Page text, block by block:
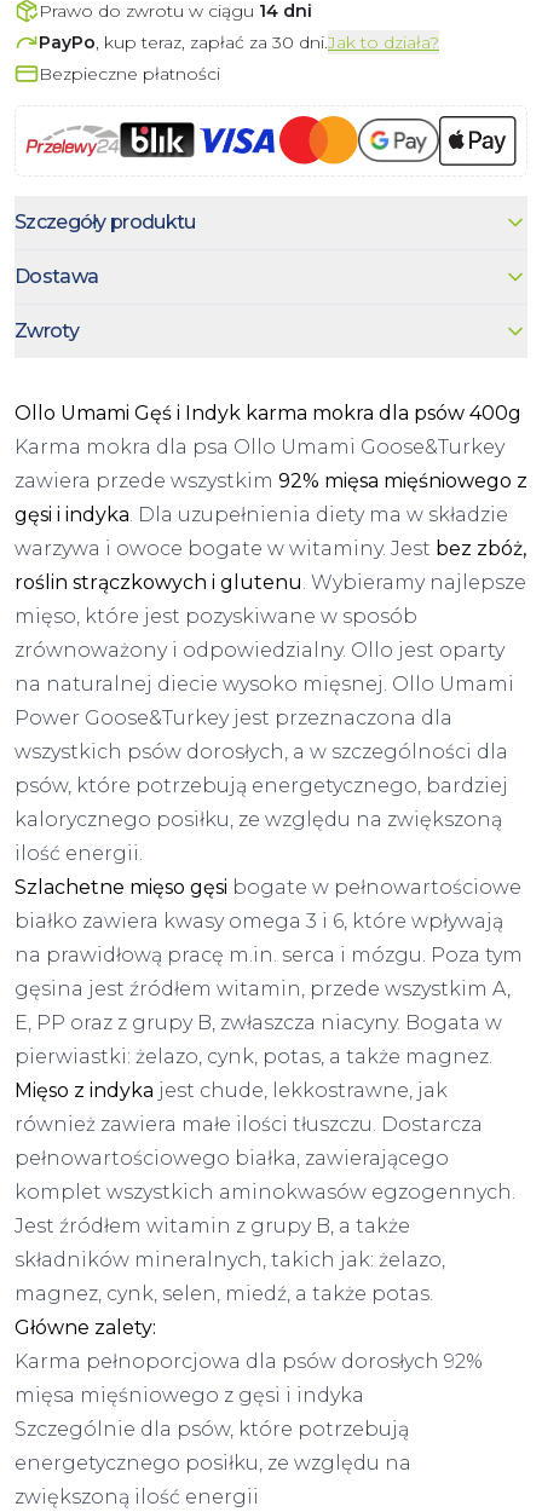
Prawo do zwrotu w ciągu 14 dni
PayPo, kup teraz, zapłać za 30 dni.Jak to działa?
Bezpieczne płatności
Szczegóły produktu
Dostawa
Zwroty
Ollo Umami Gęś i Indyk karma mokra dla psów 400g
Karma mokra dla psa Ollo Umami Goose&Turkey
zawiera przede wszystkim 92% mięsa mięśniowego z
gęsi i indyka . Dla uzupełnienia diety ma w składzie
warzywa i owoce bogate w witaminy. Jest bez zbóż,
roślin strączkowych i glutenu . Wybieramy najlepsze
mięso, które jest pozyskiwane w sposób
zrównoważony i odpowiedzialny. Ollo jest oparty
na naturalnej diecie wysoko mięsnej. Ollo Umami
Power Goose&Turkey jest przeznaczona dla
wszystkich psów dorosłych, a w szczególności dla
psów, które potrzebują energetycznego, bardziej
kalorycznego posiłku, ze względu na zwiększoną
ilość energii.
Szlachetne mięso gęsi bogate w pełnowartościowe
białko zawiera kwasy omega 3 i 6, które wpływają
na prawidłową pracę m.in. serca i mózgu. Poza tym
gęsina jest źródłem witamin, przede wszystkim A,
E, PP oraz z grupy B, zwłaszcza niacyny. Bogata w
pierwiastki: żelazo, cynk, potas, a także magnez.
Mięso z indyka jest chude, lekkostrawne, jak
również zawiera małe ilości tłuszczu. Dostarcza
pełnowartościowego białka, zawierającego
komplet wszystkich aminokwasów egzogennych.
Jest źródłem witamin z grupy B, a także
składników mineralnych, takich jak: żelazo,
magnez, cynk, selen, miedź, a także potas.
Główne zalety:
Karma pełnoporcjowa dla psów dorosłych 92%
mięsa mięśniowego z gęsi i indyka
Szczególnie dla psów, które potrzebują
energetycznego posiłku, ze względu na
zwiększoną ilość energii